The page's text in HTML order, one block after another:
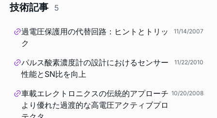
技術記事 5
過電圧保護用の代替回路：ヒントとトリッ
ク
11/14/2007
パルス酸素濃度計の設計におけるセンサー
性能とSN比を向上
11/22/2010
車載エレクトロニクスの伝統的アプローチ
より優れた過渡的な高電圧アクティブプロ
10/20/2008